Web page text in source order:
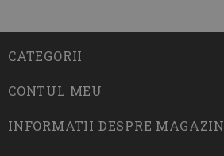
CATEGORII
CONTUL MEU
INFORMATII DESPRE MAGAZIN